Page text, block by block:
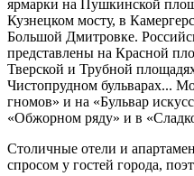
ярмарки на Пушкинской
Кузнецком мосту, в
Большой Дмитровке.
представлены на Красной
Тверской и Трубной
Чистопрудном бульварах...
гномов» и на «Бульвар
«Обжорном ряду» и в
Столичные отели и
спросом у гостей города,